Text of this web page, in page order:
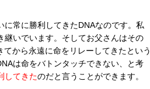
常に勝利してきたDNAなのです。私
継いでいます。そしてお父さんはその
から永遠に命をリレーしてきたという
は命をバトンタッチできない、と考
してきたのだと言うことができます。